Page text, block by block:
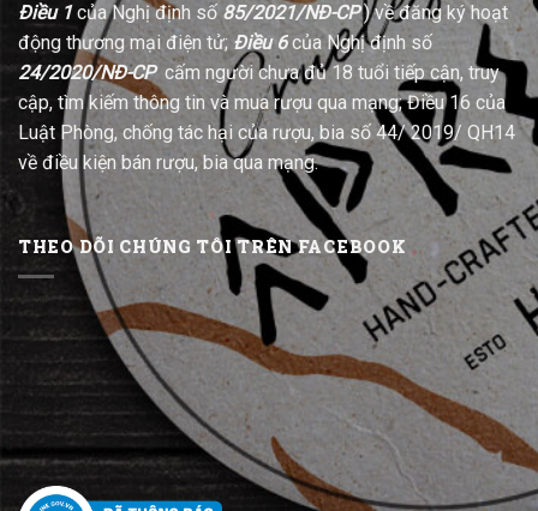
Điều 1của Nghị định số 85/2021/NĐ-CP) về đăng ký hoạt
động thương mại điện tử; Điều 6của Nghị định số
24/2020/NĐ-CPcấm người chưa đủ 18 tuổi tiếp cận, truy
cập, tìm kiếm thông tin và mua rượu qua mạng; Điều 16 của
Luật Phòng, chống tác hại của rượu, bia số 44/ 2019/ QH14
về điều kiện bán rượu, bia qua mạng.
THEO DÕI CHÚNG TÔI TRÊN FACEBOOK